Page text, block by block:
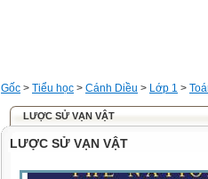
Gốc > Tiểu học > Cánh Diều > Lớp 1 >
LƯỢC SỬ VẠN VẬT
LƯỢC SỬ VẠN VẬT